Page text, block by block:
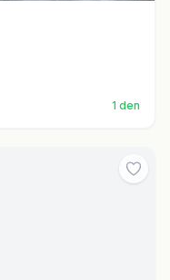
1 den